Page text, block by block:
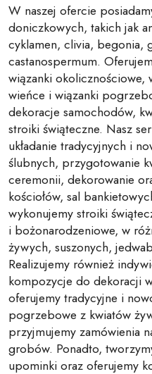
W naszej ofercie
doniczkowych, takich jak
cyklamen, clivia, begonia,
castanospermum.
wiązanki okolicznościowe,
wieńce i wiązanki
dekoracje samochodów,
stroiki świąteczne. Nasz
układanie tradycyjnych i
ślubnych, przygotowanie
ceremonii, dekorowanie
kościołów, sal
wykonujemy stroiki
i bożonarodzeniowe, w
żywych, suszonych,
Realizujemy również
kompozycje do dekoracji
oferujemy tradycyjne i
pogrzebowe z kwiatów
przyjmujemy zamówienia
grobów. Ponadto,
upominki oraz oferujemy